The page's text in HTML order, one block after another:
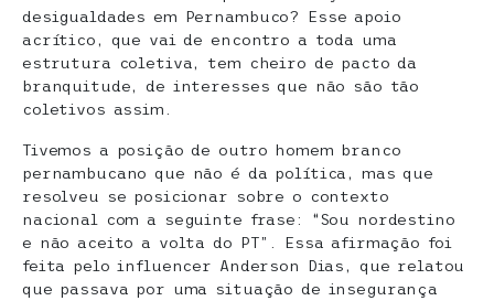
desigualdades em Pernambuco? Esse apoio
acrítico, que vai de encontro a toda uma
estrutura coletiva, tem cheiro de pacto da
branquitude, de interesses que não são tão
coletivos assim.
Tivemos a posição de outro homem branco
pernambucano que não é da política, mas que
resolveu se posicionar sobre o contexto
nacional com a seguinte frase: “Sou nordestino
e não aceito a volta do PT”. Essa afirmação foi
feita pelo influencer Anderson Dias, que relatou
que passava por uma situação de insegurança